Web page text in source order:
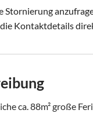
Stornierung
Kontaktdetails
ca. 88m² große